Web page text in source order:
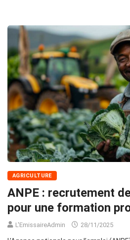
AGRICULTURE
ANPE : recrutement
pour une formation
L'EmissaireAdmin 28/11/2025